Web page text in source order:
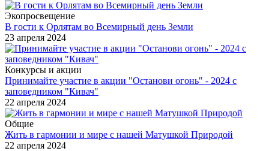
Экопросвещение
В гости к Орлятам во Всемирный день Земли
23 апреля 2024
Конкурсы и акции
Принимайте участие в акции "Останови огонь" - 2024 с
заповедником "Кивач"
22 апреля 2024
Общие
Жить в гармонии и мире с нашей Матушкой Природой
22 апреля 2024